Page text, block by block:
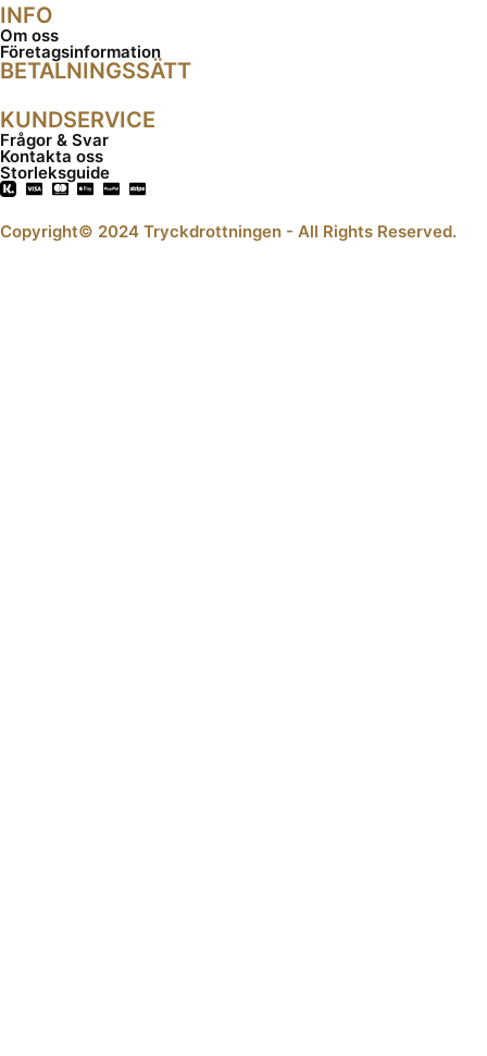
INFO
Om oss
Företagsinformation
BETALNINGSSÄTT
KUNDSERVICE
Frågor & Svar
Kontakta oss
Storleksguide
Copyright© 2024 Tryckdrottningen - All Rights Reserved.